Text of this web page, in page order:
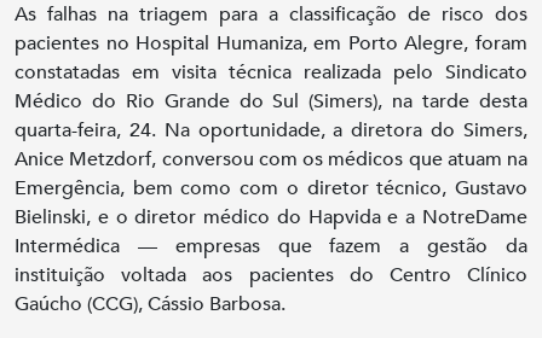
As falhas na triagem para a classificação de risco dos
pacientes no Hospital Humaniza, em Porto Alegre, foram
constatadas em visita técnica realizada pelo Sindicato
Médico do Rio Grande do Sul (Simers), na tarde desta
quarta-feira, 24. Na oportunidade, a diretora do Simers,
Anice Metzdorf, conversou com os médicos que atuam na
Emergência, bem como com o diretor técnico, Gustavo
Bielinski, e o diretor médico do Hapvida e a NotreDame
Intermédica — empresas que fazem a gestão da
instituição voltada aos pacientes do Centro Clínico
Gaúcho (CCG), Cássio Barbosa.